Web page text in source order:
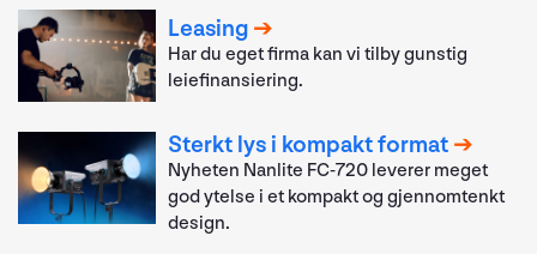
Leasing
Har du eget firma kan vi tilby gunstig
leiefinansiering.
Sterkt lys i kompakt format
Nyheten Nanlite FC-720 leverer meget
god ytelse i et kompakt og gjennomtenkt
design.